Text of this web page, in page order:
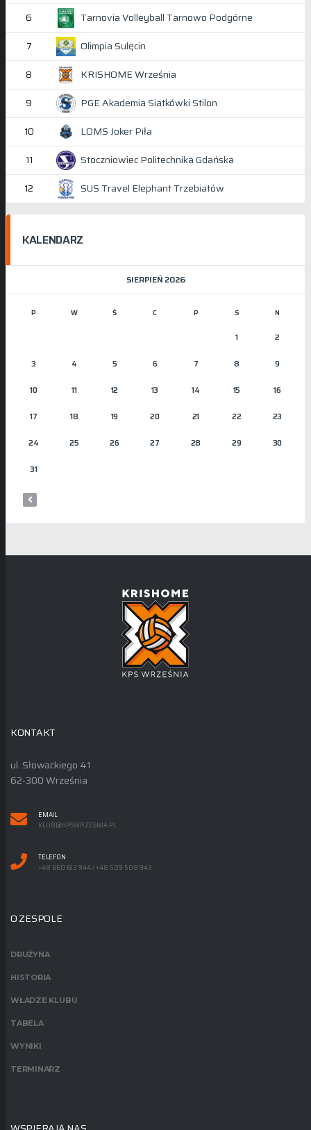
6 Tarnovia Volleyball Tarnowo Podgórne
7 Olimpia Sulęcin
8 KRISHOME Września
9 PGE Akademia Siatkówki Stilon
10 LOMS Joker Piła
11 Stoczniowiec Politechnika Gdańska
12 SUS Travel Elephant Trzebiatów
KALENDARZ
SIERPIEŃ 2026
P W Ś C P S N
1 2
3 4 5 6 7 8 9
10 11 12 13 14 15 16
17 18 19 20 21 22 23
24 25 26 27 28 29 30
31
KONTAKT
ul. Słowackiego 41
62-300 Września
EMAIL
KLUB@KPSWRZESNIA.PL
TELEFON
+48 660 613 944 / +48 509 508 943
O ZESPOLE
DRUŻYNA
HISTORIA
WŁADZE KLUBU
TABELA
WYNIKI
TERMINARZ